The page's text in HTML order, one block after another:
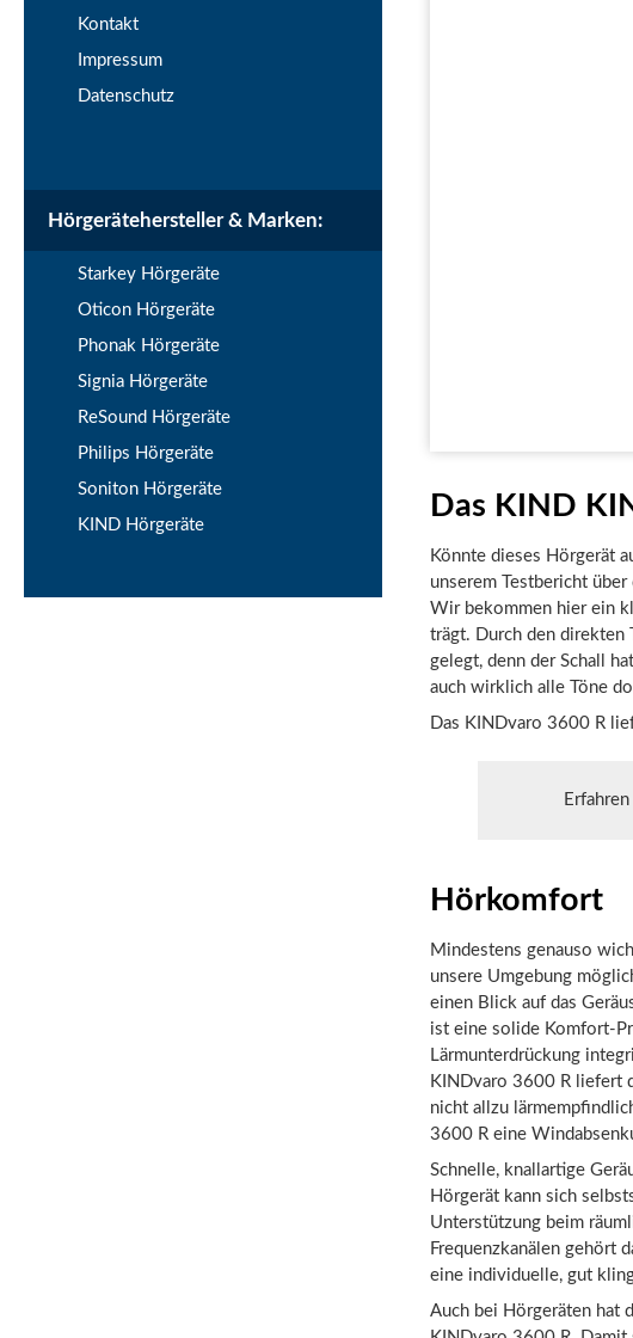
Das KIND
Könnte dieses Hörgerät
unserem Testbericht
Wir bekommen hier ein
trägt. Durch den direkten
gelegt, denn der Schall
auch wirklich alle Töne
Das KINDvaro 3600 R
Hörkomfort
Mindestens genauso
unsere Umgebung
einen Blick auf das
ist eine solide Komfort-
Lärmunterdrückung
KINDvaro 3600 R liefert
nicht allzu
3600 R eine
Schnelle, knallartige
Hörgerät kann sich
Unterstützung beim
Frequenzkanälen gehört
eine individuelle, gut
Auch bei Hörgeräten hat
Kontakt
Impressum
Datenschutz
Hörgerätehersteller & Marken:
Starkey Hörgeräte
Oticon Hörgeräte
Phonak Hörgeräte
Signia Hörgeräte
ReSound Hörgeräte
Philips Hörgeräte
Soniton Hörgeräte
KIND Hörgeräte